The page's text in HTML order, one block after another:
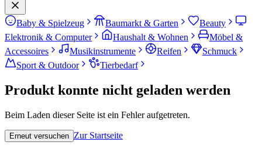
Baby & Spielzeug Baumarkt & Garten
Beauty
Elektronik & Computer
Haushalt & Wohnen
Möbel &
Accessoires
Musikinstrumente Reifen
Schmuck
Sport & Outdoor
Tierbedarf
Produkt konnte nicht geladen werden
Beim Laden dieser Seite ist ein Fehler aufgetreten.
Erneut versuchen Zur Startseite